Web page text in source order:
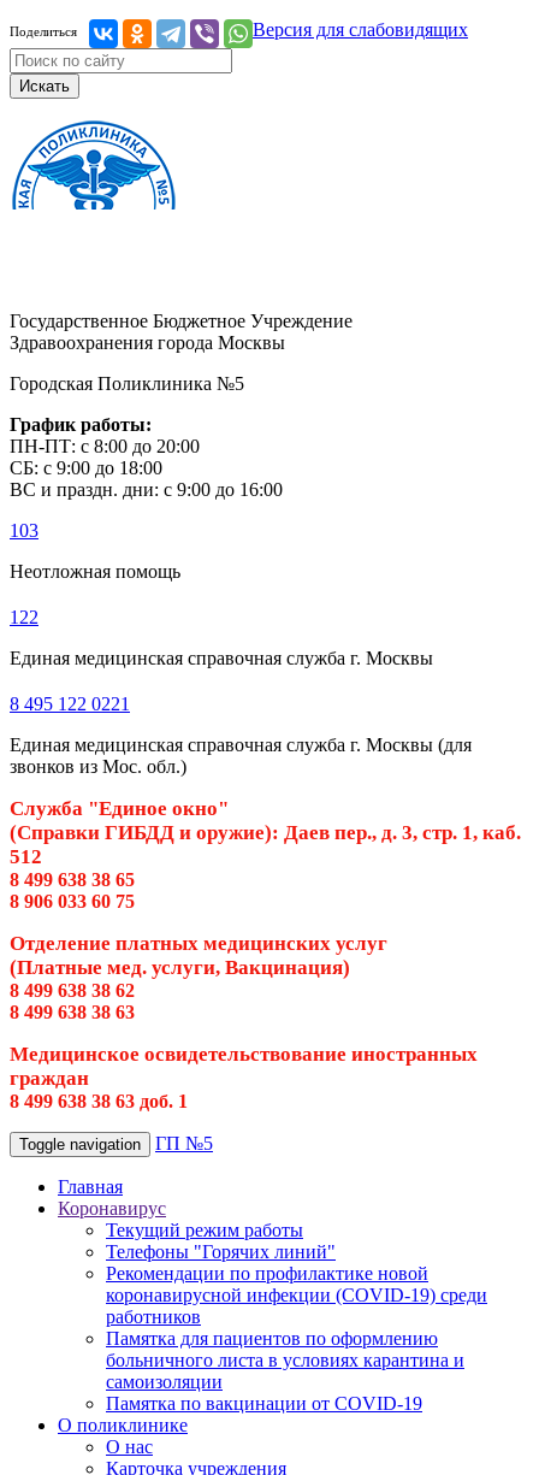
Поделиться Версия для слабовидящих
Искать
Государственное Бюджетное Учреждение
Здравоохранения города Москвы
Городская Поликлиника №5
График работы:
ПН-ПТ: с 8:00 до 20:00
СБ: с 9:00 до 18:00
ВС и праздн. дни: с 9:00 до 16:00
103
Неотложная помощь
122
Единая медицинская справочная служба г. Москвы
8 495 122 0221
Единая медицинская справочная служба г. Москвы (для
звонков из Мос. обл.)
Служба "Единое окно"
(Справки ГИБДД и оружие): Даев пер., д. 3, стр. 1, каб.
512
8 499 638 38 65
8 906 033 60 75
Отделение платных медицинских услуг
(Платные мед. услуги, Вакцинация)
8 499 638 38 62
8 499 638 38 63
Медицинское освидетельствование иностранных
граждан
8 499 638 38 63 доб. 1
Toggle navigation ГП №5
Главная
Коронавирус
Текущий режим работы
Телефоны "Горячих линий"
Рекомендации по профилактике новой
коронавирусной инфекции (COVID-19) среди
работников
Памятка для пациентов по оформлению
больничного листа в условиях карантина и
самоизоляции
Памятка по вакцинации от COVID-19
О поликлинике
О нас
Карточка учреждения